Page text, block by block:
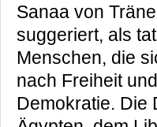
Sanaa von
suggeriert, als
Menschen, die
nach Freiheit
Demokratie. Die